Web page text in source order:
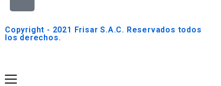
Copyright - 2021 Frisar S.A.C. Reservados todos
los derechos.